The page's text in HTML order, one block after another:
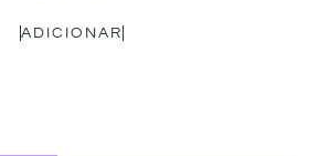
ADICIONAR